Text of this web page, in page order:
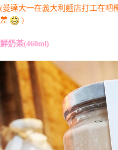
(曼達大一在義大利麵店打工在吧
差
)
鮮奶茶(460ml)